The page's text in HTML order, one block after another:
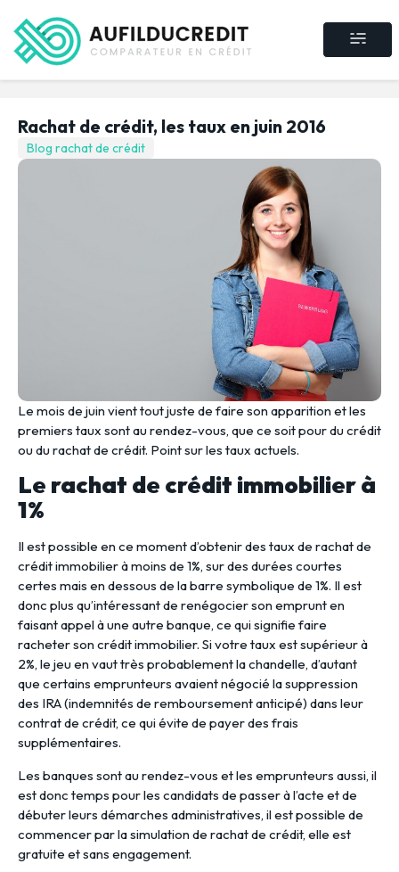
Rachat de crédit, les taux en juin 2016
Blog rachat de crédit
Le mois de juin vient tout juste de faire son apparition et les
premiers taux sont au rendez-vous, que ce soit pour du crédit
ou du rachat de crédit. Point sur les taux actuels.
Le rachat de crédit immobilier à
1%
Il est possible en ce moment d’obtenir des taux de rachat de
crédit immobilier à moins de 1%, sur des durées courtes
certes mais en dessous de la barre symbolique de 1%. Il est
donc plus qu’intéressant de renégocier son emprunt en
faisant appel à une autre banque, ce qui signifie faire
racheter son crédit immobilier. Si votre taux est supérieur à
2%, le jeu en vaut très probablement la chandelle, d’autant
que certains emprunteurs avaient négocié la suppression
des IRA (indemnités de remboursement anticipé) dans leur
contrat de crédit, ce qui évite de payer des frais
supplémentaires.
Les banques sont au rendez-vous et les emprunteurs aussi, il
est donc temps pour les candidats de passer à l’acte et de
débuter leurs démarches administratives, il est possible de
commencer par la simulation de rachat de crédit, elle est
gratuite et sans engagement.